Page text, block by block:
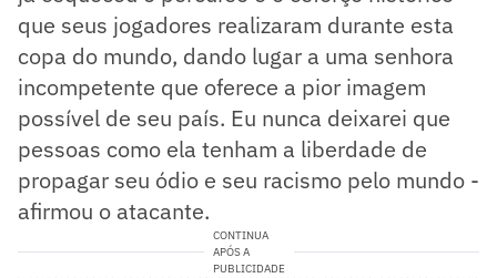
que seus jogadores realizaram durante esta
copa do mundo, dando lugar a uma senhora
incompetente que oferece a pior imagem
possível de seu país. Eu nunca deixarei que
pessoas como ela tenham a liberdade de
propagar seu ódio e seu racismo pelo mundo -
afirmou o atacante.
CONTINUA
APÓS A
PUBLICIDADE